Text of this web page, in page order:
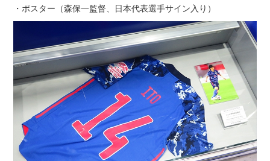
・ポスター（森保一監督、日本代表選手サイン入り）